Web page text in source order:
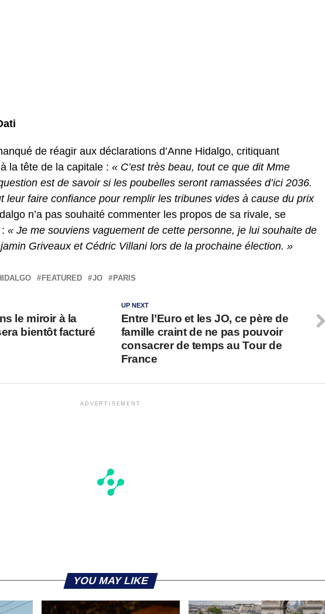
de réagir aux déclarations d’Anne Hidalgo, critiquant
la tête de la capitale : « C’est très beau, tout ce que dit Mme
est de savoir si les poubelles seront ramassées d’ici 2036.
leur faire confiance pour remplir les tribunes vides à cause du prix
n’a pas souhaité commenter les propos de sa rivale, se
« Je me souviens vaguement de cette personne, je lui souhaite de
Griveaux et Cédric Villani lors de la prochaine élection. »
FEATURED JO PARIS
UP NEXT
Entre l’Euro et les JO, ce père de
famille craint de ne pas pouvoir
consacrer de temps au Tour de
France
le miroir à la
bientôt facturé
ADVERTISEMENT
YOU MAY LIKE